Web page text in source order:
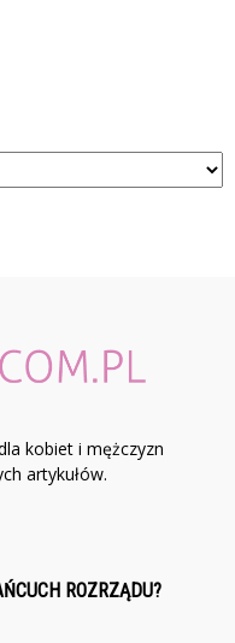
kobiet i mężczyzn
artykułów.
ROZRZĄDU?